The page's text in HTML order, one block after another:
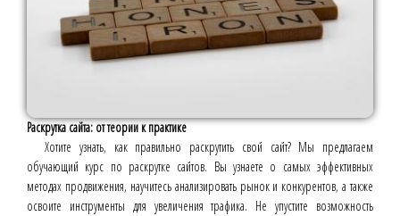
Раскрутка сайта: от теории к практике
Хотите узнать, как правильно раскрутить свой сайт? Мы предлагаем
обучающий курс по раскрутке сайтов. Вы узнаете о самых эффективных
методах продвижения, научитесь анализировать рынок и конкурентов, а также
освоите инструменты для увеличения трафика. Не упустите возможность